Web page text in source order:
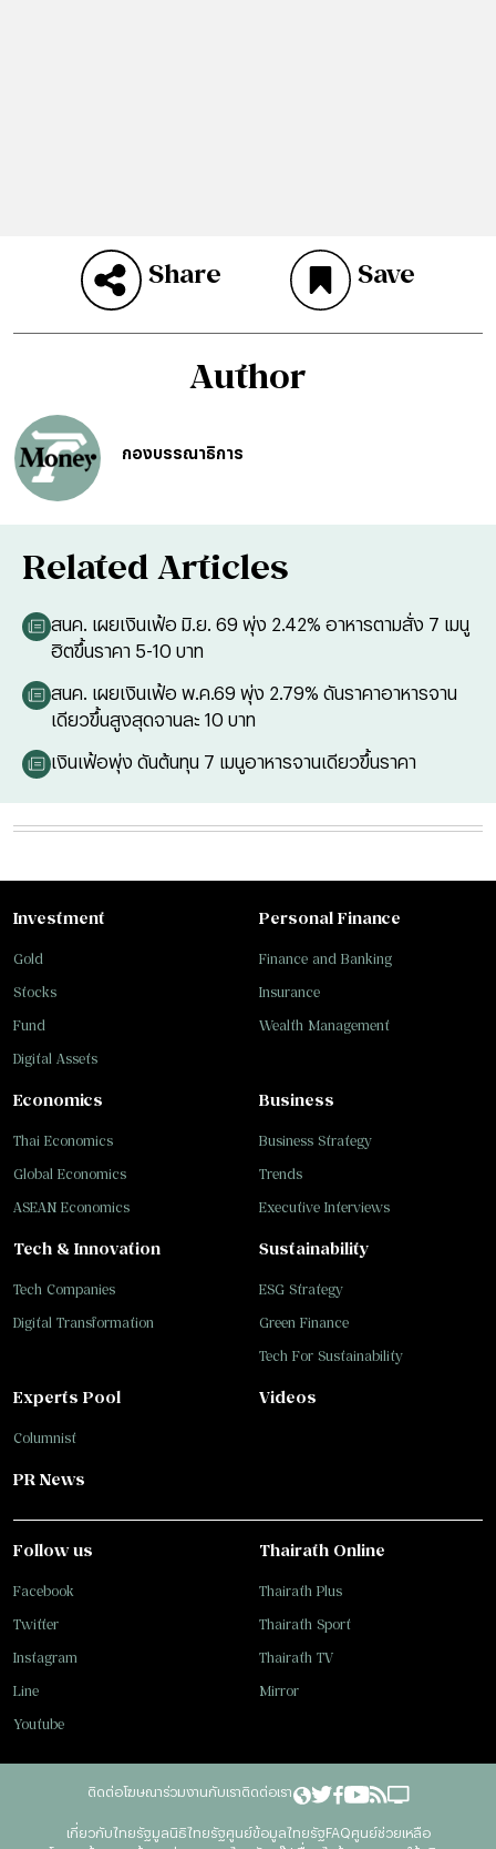
Share Save
Author
กองบรรณาธิการ
Related Articles
สนค. เผยเงินเฟ้อ มิ.ย. 69 พุ่ง 2.42% อาหารตามสั่ง 7 เมนู
ฮิตขึ้นราคา 5-10 บาท
สนค. เผยเงินเฟ้อ พ.ค.69 พุ่ง 2.79% ดันราคาอาหารจาน
เดียวขึ้นสูงสุดจานละ 10 บาท
เงินเฟ้อพุ่ง ดันต้นทุน 7 เมนูอาหารจานเดียวขึ้นราคา
Investment
Gold
Stocks
Fund
Digital Assets
Personal Finance
Finance and Banking
Insurance
Wealth Management
Business
Business Strategy
Trends
Executive Interviews
Tech & Innovation
Tech Companies
Digital Transformation
Sustainability
ESG Strategy
Green Finance
Tech For Sustainability
Economics
Thai Economics
Global Economics
ASEAN Economics
Experts Pool
Columnist
Videos
PR News
Follow us
Facebook
Twitter
Instagram
Line
Youtube
Thairath Online
Thairath Plus
Thairath Sport
Thairath TV
Mirror
ติดต่อโฆษณาร่วมงานกับเราติดต่อเรา
เกี่ยวกับไทยรัฐมูลนิธิไทยรัฐศูนย์ข้อมูลไทยรัฐFAQศูนย์ช่วยเหลือ